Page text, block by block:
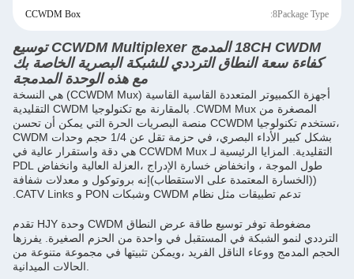
8Package Type:
CCWDM Box
18CH CWDM المدمج CCWDM Multiplexer توسيع
كفاءة سعة النطاق الترددي للشبكة البصرية الخاصة بك
مع هذه الوحدة المدمجة
أجهزة الكمبيوتر المتعددة القاسية القاسية (CCWDM Mux) هي النسخة
المصغرة من CWDM Mux. بالمقارنة مع تكنولوجيا CWDM التقليدية
،تستخدم تكنولوجيا CCWDM منصة البصريات الحرة التي يمكن أن تحسن
بشكل كبير الأداء البصري، في حزمة تقل عن 1/4 حجم وحدات CWDM
التقليدية. المزايا الرئيسية لـ CCWDM Mux هي دقة واستقرار عالية في
طول الموجة ، وانخفاض خسارة الإدراج ،العزلة العالية وانخفاض PDL
((الخسارة المعتمدة على الاستقطاب)إنه بروتوكول و معدلات شفافة
تدعم تطبيقات مثل نظام CWDM وشبكات PON و CATV Links.
تقدم HJY وحدة CWDM مضغوطة توفر توسيع طاقة عرض النطاق
الترددي لنمو الشبكة في المستقبل في واحدة من الحزم الصغيرة. يفرزها
الحجم المدمج ووعاء الناقل الفريد ،ويمكن تثبيتها في مجموعة متنوعة من